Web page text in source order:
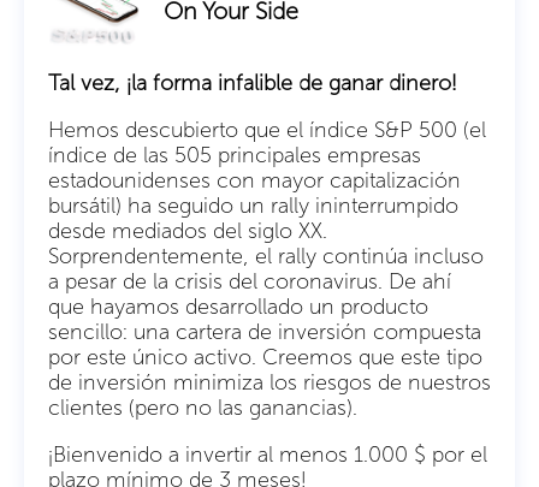
On Your Side
Tal vez, ¡la forma infalible de ganar dinero!
Hemos descubierto que el índice S&P 500 (el
índice de las 505 principales empresas
estadounidenses con mayor capitalización
bursátil) ha seguido un rally ininterrumpido
desde mediados del siglo XX.
Sorprendentemente, el rally continúa incluso
a pesar de la crisis del coronavirus. De ahí
que hayamos desarrollado un producto
sencillo: una cartera de inversión compuesta
por este único activo. Creemos que este tipo
de inversión minimiza los riesgos de nuestros
clientes (pero no las ganancias).
¡Bienvenido a invertir al menos 1.000 $ por el
plazo mínimo de 3 meses!